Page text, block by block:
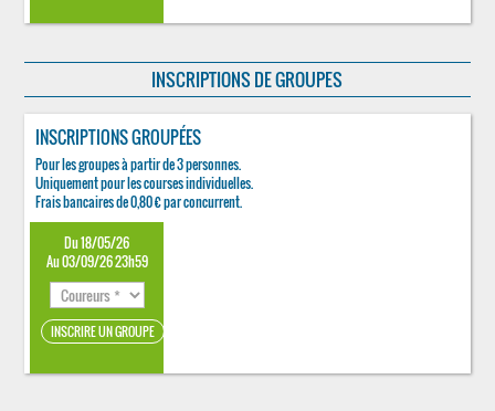
INSCRIPTIONS DE GROUPES
INSCRIPTIONS GROUPÉES
Pour les groupes à partir de 3 personnes.
Uniquement pour les courses individuelles.
Frais bancaires de 0,80 € par concurrent.
Du 18/05/26
Au 03/09/26 23h59